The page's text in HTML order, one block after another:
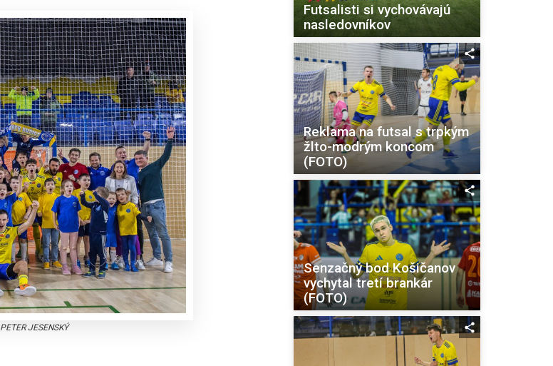
PETER JESENSKÝ
Futsalisti si vychovávajú
nasledovníkov
Reklama na futsal s trpkým
žlto-modrým koncom
(FOTO)
Senzačný bod Košičanov
vychytal tretí brankár
(FOTO)